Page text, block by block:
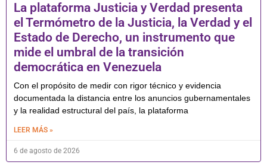
La plataforma Justicia y Verdad presenta
el Termómetro de la Justicia, la Verdad y el
Estado de Derecho, un instrumento que
mide el umbral de la transición
democrática en Venezuela
Con el propósito de medir con rigor técnico y evidencia
documentada la distancia entre los anuncios gubernamentales
y la realidad estructural del país, la plataforma
LEER MÁS »
6 de agosto de 2026